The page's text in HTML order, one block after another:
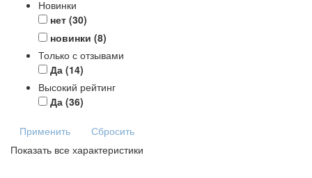
Новинки
нет (30)
новинки (8)
Только с отзывами
Да (14)
Высокий рейтинг
Да (36)
Применить
Сбросить
Показать все характеристики